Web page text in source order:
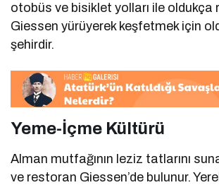
otobüs ve bisiklet yolları ile oldukça
Giessen yürüyerek keşfetmek için
şehirdir.
Yeme-İçme Kültürü
Alman mutfağının leziz tatlarını
ve restoran Giessen’de bulunur.